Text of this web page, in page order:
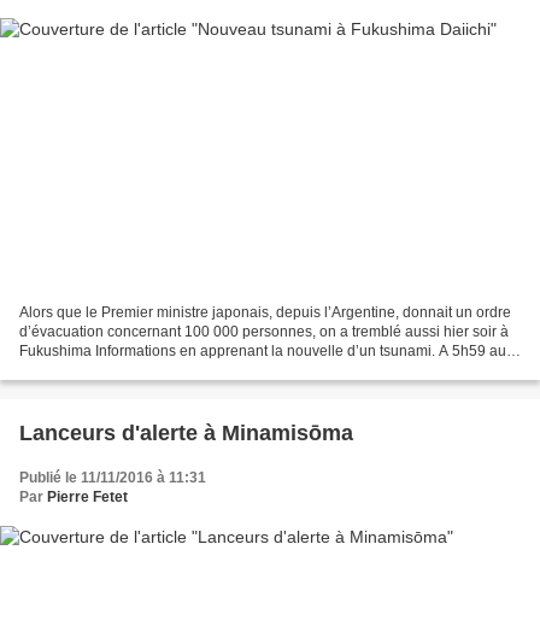
Alors que le Premier ministre japonais, depuis l’Argentine, donnait un ordre
d’évacuation concernant 100 000 personnes, on a tremblé aussi hier soir à
Fukushima Informations en apprenant la nouvelle d’un tsunami. A 5h59 au
Lanceurs d'alerte à Minamisōma
Publié le 11/11/2016 à 11:31
Par Pierre Fetet